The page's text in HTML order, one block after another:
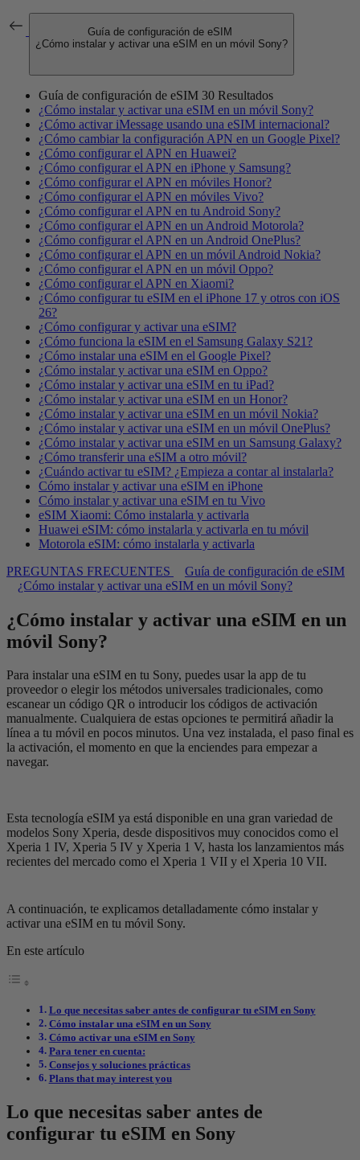
Guía de configuración de eSIM
¿Cómo instalar y activar una eSIM en un móvil Sony?
Guía de configuración de eSIM 30 Resultados
¿Cómo instalar y activar una eSIM en un móvil Sony?
¿Cómo activar iMessage usando una eSIM internacional?
¿Cómo cambiar la configuración APN en un Google Pixel?
¿Cómo configurar el APN en Huawei?
¿Cómo configurar el APN en iPhone y Samsung?
¿Cómo configurar el APN en móviles Honor?
¿Cómo configurar el APN en móviles Vivo?
¿Cómo configurar el APN en tu Android Sony?
¿Cómo configurar el APN en un Android Motorola?
¿Cómo configurar el APN en un Android OnePlus?
¿Cómo configurar el APN en un móvil Android Nokia?
¿Cómo configurar el APN en un móvil Oppo?
¿Cómo configurar el APN en Xiaomi?
¿Cómo configurar tu eSIM en el iPhone 17 y otros con iOS
26?
¿Cómo configurar y activar una eSIM?
¿Cómo funciona la eSIM en el Samsung Galaxy S21?
¿Cómo instalar una eSIM en el Google Pixel?
¿Cómo instalar y activar una eSIM en Oppo?
¿Cómo instalar y activar una eSIM en tu iPad?
¿Cómo instalar y activar una eSIM en un Honor?
¿Cómo instalar y activar una eSIM en un móvil Nokia?
¿Cómo instalar y activar una eSIM en un móvil OnePlus?
¿Cómo instalar y activar una eSIM en un Samsung Galaxy?
¿Cómo transferir una eSIM a otro móvil?
¿Cuándo activar tu eSIM? ¿Empieza a contar al instalarla?
Cómo instalar y activar una eSIM en iPhone
Cómo instalar y activar una eSIM en tu Vivo
eSIM Xiaomi: Cómo instalarla y activarla
Huawei eSIM: cómo instalarla y activarla en tu móvil
Motorola eSIM: cómo instalarla y activarla
PREGUNTAS FRECUENTES
Guía de configuración de eSIM
¿Cómo instalar y activar una eSIM en un móvil Sony?
¿Cómo instalar y activar una eSIM en un
móvil Sony?
Para instalar una eSIM en tu Sony, puedes usar la app de tu
proveedor o elegir los métodos universales tradicionales, como
escanear un código QR o introducir los códigos de activación
manualmente. Cualquiera de estas opciones te permitirá añadir la
línea a tu móvil en pocos minutos. Una vez instalada, el paso final es
la activación, el momento en que la enciendes para empezar a
navegar.
Esta tecnología eSIM ya está disponible en una gran variedad de
modelos Sony Xperia, desde dispositivos muy conocidos como el
Xperia 1 IV, Xperia 5 IV y Xperia 1 V, hasta los lanzamientos más
recientes del mercado como el Xperia 1 VII y el Xperia 10 VII.
A continuación, te explicamos detalladamente cómo instalar y
activar una eSIM en tu móvil Sony.
En este artículo
Lo que necesitas saber antes de configurar tu eSIM en Sony
Cómo instalar una eSIM en un Sony
Cómo activar una eSIM en Sony
Para tener en cuenta:
Consejos y soluciones prácticas
Plans that may interest you
Lo que necesitas saber antes de
configurar tu eSIM en Sony